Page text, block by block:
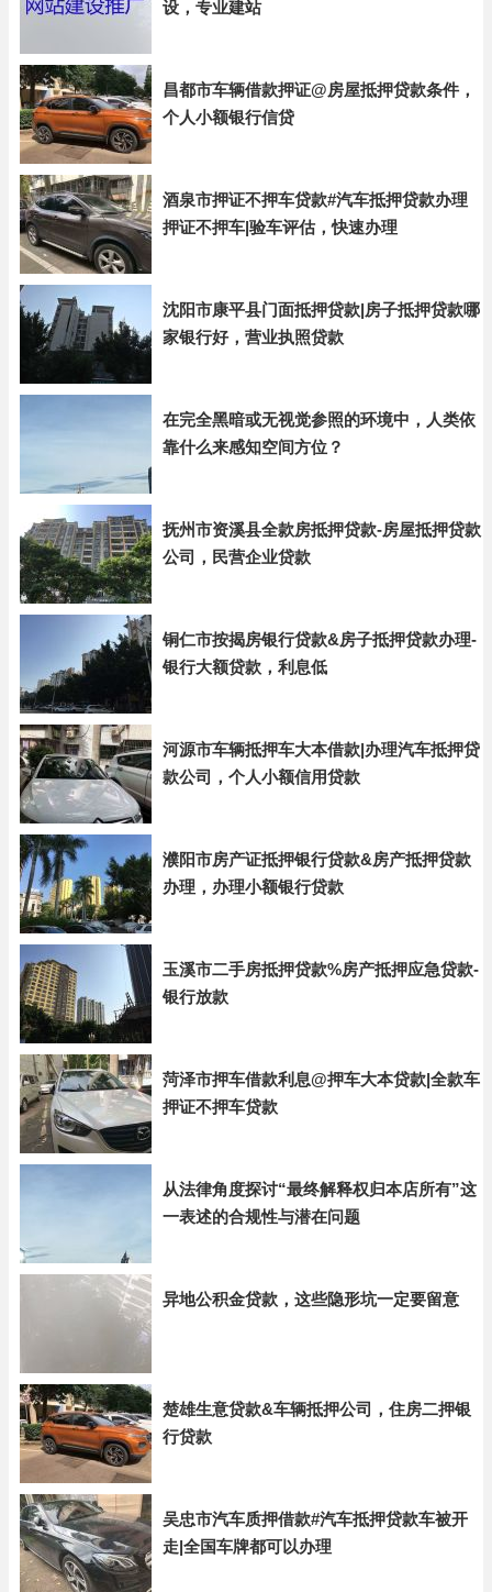
设，专业建站
昌都市车辆借款押证@房屋抵押贷款条件，
个人小额银行信贷
酒泉市押证不押车贷款#汽车抵押贷款办理
押证不押车|验车评估，快速办理
沈阳市康平县门面抵押贷款|房子抵押贷款哪
家银行好，营业执照贷款
在完全黑暗或无视觉参照的环境中，人类依
靠什么来感知空间方位？
抚州市资溪县全款房抵押贷款-房屋抵押贷款
公司，民营企业贷款
铜仁市按揭房银行贷款&房子抵押贷款办理-
银行大额贷款，利息低
河源市车辆抵押车大本借款|办理汽车抵押贷
款公司，个人小额信用贷款
濮阳市房产证抵押银行贷款&房产抵押贷款
办理，办理小额银行贷款
玉溪市二手房抵押贷款%房产抵押应急贷款-
银行放款
菏泽市押车借款利息@押车大本贷款|全款车
押证不押车贷款
从法律角度探讨“最终解释权归本店所有”这
一表述的合规性与潜在问题
异地公积金贷款，这些隐形坑一定要留意
楚雄生意贷款&车辆抵押公司，住房二押银
行贷款
吴忠市汽车质押借款#汽车抵押贷款车被开
走|全国车牌都可以办理